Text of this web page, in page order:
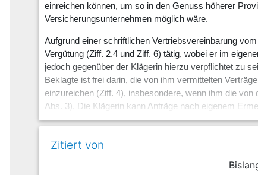
einreichen können, um so in den Genuss höherer
Versicherungsunternehmen möglich wäre.
Aufgrund einer schriftlichen Vertriebsvereinbarung
Vergütung (Ziff. 2.4 und Ziff. 6) tätig, wobei er im
jedoch gegenüber der Klägerin hierzu verpflichtet zu
Beklagte ist frei darin, die von ihm vermittelten
einzureichen (Ziff. 4), insbesondere, wenn ihm die
Abs. 3). Die Klägerin kann Anträge nach eigenem
und Produktpartner nicht vorliegen, der Antrag
Provisionstabellen (Ziff. 6.2). Eine solche entfällt
Satz 2). Auch im Übrigen teilt die Provision das
Zitiert von